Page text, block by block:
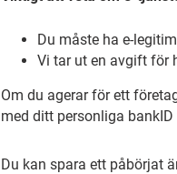
Du måste ha e-
Vi tar ut en avgift för
Om du agerar för ett
med ditt personliga
Du kan spara ett påbörjat